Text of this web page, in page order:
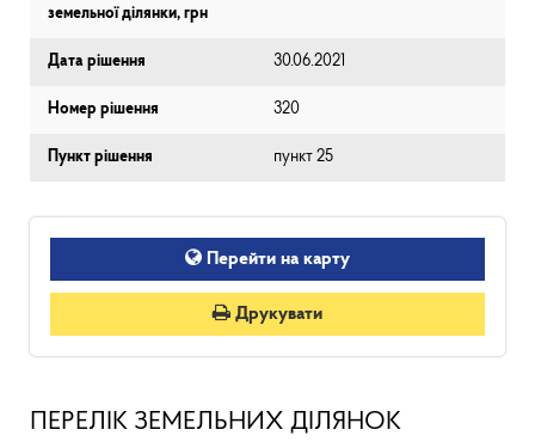
земельної ділянки, грн
Дата рішення 30.06.2021
Номер рішення 320
Пункт рішення пункт 25
Перейти на карту
Друкувати
ПЕРЕЛІК ЗЕМЕЛЬНИХ ДІЛЯНОК